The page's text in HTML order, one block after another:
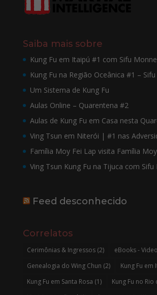
Saiba mais sobre
Kung Fu em Itaipú #1 com Sifu
Kung Fu na Região Oceânica #1 –
Um Sistema de Kung Fu
Aulas Online – Quarentena #2
Aulas de Kung Fu em Casa nesta
Ving Tsun em Niterói | #1 nas
Família Moy Fei Lap visita Família
Ving Tsun Kung Fu na Tijuca com
Feed desconhecido
Correlatos
Cerimônias & Ingressos(2) eBooks -
Genealogia do Wing Chun (2) Kung Fu em
Kung Fu em Santa Rosa (1) Kung Fu no Rio